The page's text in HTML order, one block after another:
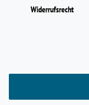
Widerrufs­recht